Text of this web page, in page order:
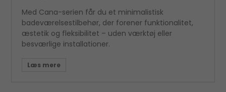
Med Cana-serien får du et minimalistisk
badeværelsestilbehør, der forener funktionalitet,
æstetik og fleksibilitet – uden værktøj eller
besværlige installationer.